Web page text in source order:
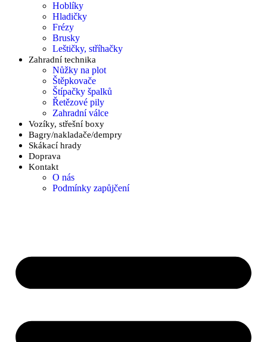
Hoblíky
Hladičky
Frézy
Brusky
Leštičky, stříhačky
Zahradní technika
Nůžky na plot
Štěpkovače
Štípačky špalků
Řetězové pily
Zahradní válce
Vozíky, střešní boxy
Bagry/nakladače/dempry
Skákací hrady
Doprava
Kontakt
O nás
Podmínky zapůjčení